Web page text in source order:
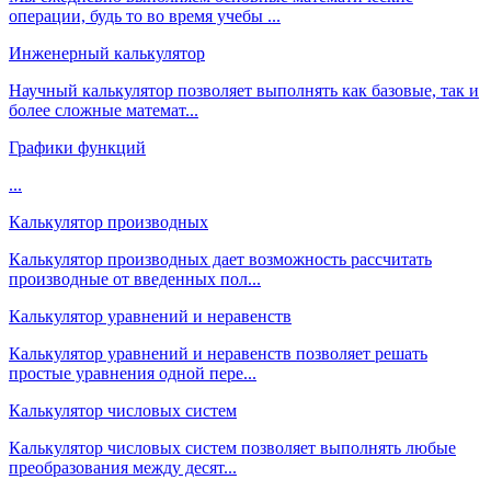
операции, будь то во время учебы ...
Инженерный калькулятор
Научный калькулятор позволяет выполнять как базовые, так и
более сложные математ...
Графики функций
...
Калькулятор производных
Калькулятор производных дает возможность рассчитать
производные от введенных пол...
Калькулятор уравнений и неравенств
Калькулятор уравнений и неравенств позволяет решать
простые уравнения одной пере...
Калькулятор числовых систем
Калькулятор числовых систем позволяет выполнять любые
преобразования между десят...